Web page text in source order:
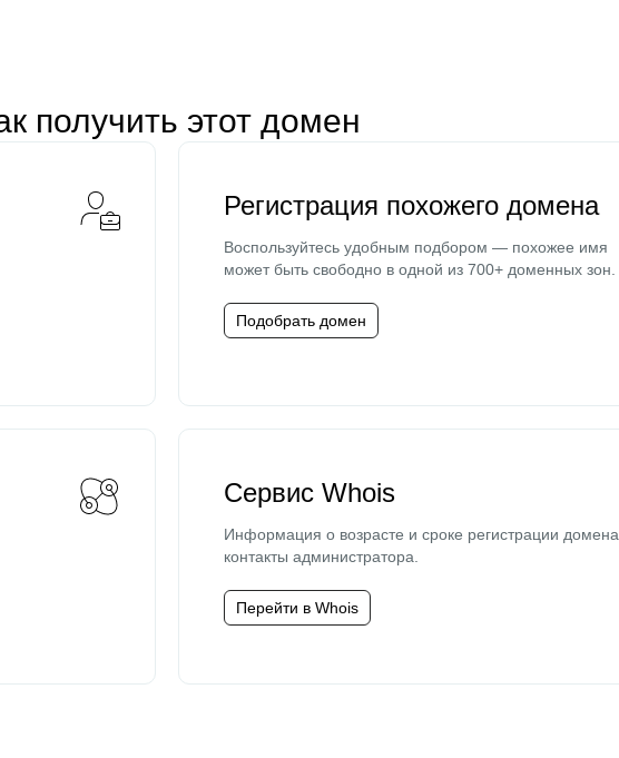
получить этот домен
Регистрация похожего домена
Воспользуйтесь удобным подбором — похожее имя
может быть свободно в одной из 700+ доменных зон.
Подобрать домен
Сервис Whois
Информация о возрасте и сроке регистрации домена,
контакты администратора.
Перейти в Whois